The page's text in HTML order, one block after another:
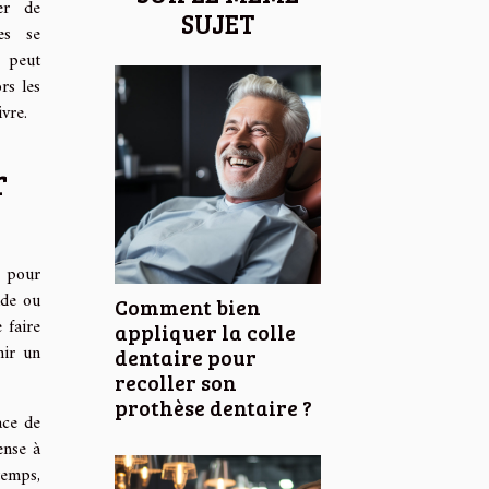
de
se
les
ou
faire
un
de
à
SUJET
Comment bien
appliquer la colle
dentaire pour
recoller son
prothèse dentaire ?